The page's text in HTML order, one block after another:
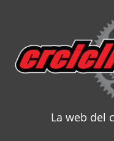
content
La web del